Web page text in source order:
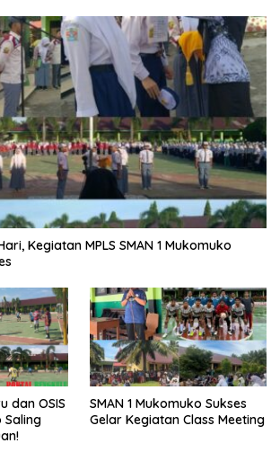
Kegiatan MPLS SMAN 1 Mukomuko
dan OSIS
Saling
SMAN 1 Mukomuko Sukses
Gelar Kegiatan Class Meeting